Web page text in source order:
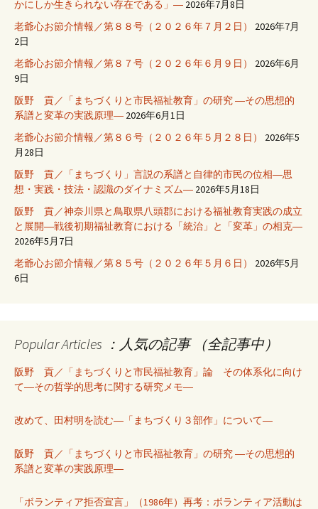
かにしか生きられない存在である」― 2026年7月8日
老爺心お節介情報／第８８号（２０２６年７月２日）
2026年7月
2日
老爺心お節介情報／第８７号（２０２６年６月９日）
2026年6月
9日
阪野 貢／「まちづくりと市民福祉教育」の研究 ―その思想的
系譜と変革の実践原理― 2026年6月1日
老爺心お節介情報／第８６号（２０２６年５月２８日）
2026年5
月28日
阪野 貢／「まちづくり」言説の系譜と自律的市民の位相―思
想・実践・技法・認識のダイナミズム― 2026年5月18日
阪野 貢／神奈川県と鳥取県八頭郡における福祉教育実践の成立
と展開―戦後初期福祉教育における「統治」と「変革」の相克―
2026年5月7日
老爺心お節介情報／第８５号（２０２６年５月６日）
2026年5月
6日
Popular Articles ：人気の記事 （全記事中）
阪野 貢／「まちづくりと市民福祉教育」論 その体系化に向け
て―その哲学的思考に関する研究メモ―
改めて、田村明を読む―「まちづくり３部作」について―
阪野 貢／「まちづくりと市民福祉教育」の研究 ―その思想的
系譜と変革の実践原理―
「ボランティア拒否宣言」（1986年）再考：ボランティア活動は